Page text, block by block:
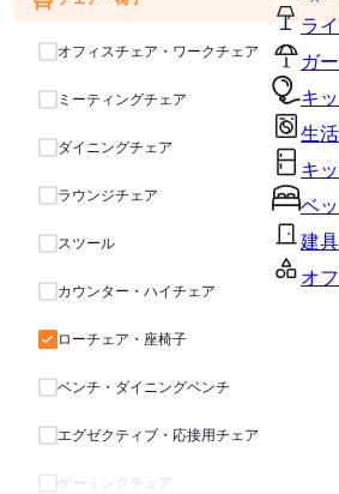
ラ
ガ
キ
生
キ
ベ
建具
オ
オフィスチェア・ワークチェア
ミーティングチェア
ダイニングチェア
ラウンジチェア
スツール
カウンター・ハイチェア
ローチェア・座椅子
ベンチ・ダイニングベンチ
エグゼクティブ・応接用チェア
ゲーミングチェア